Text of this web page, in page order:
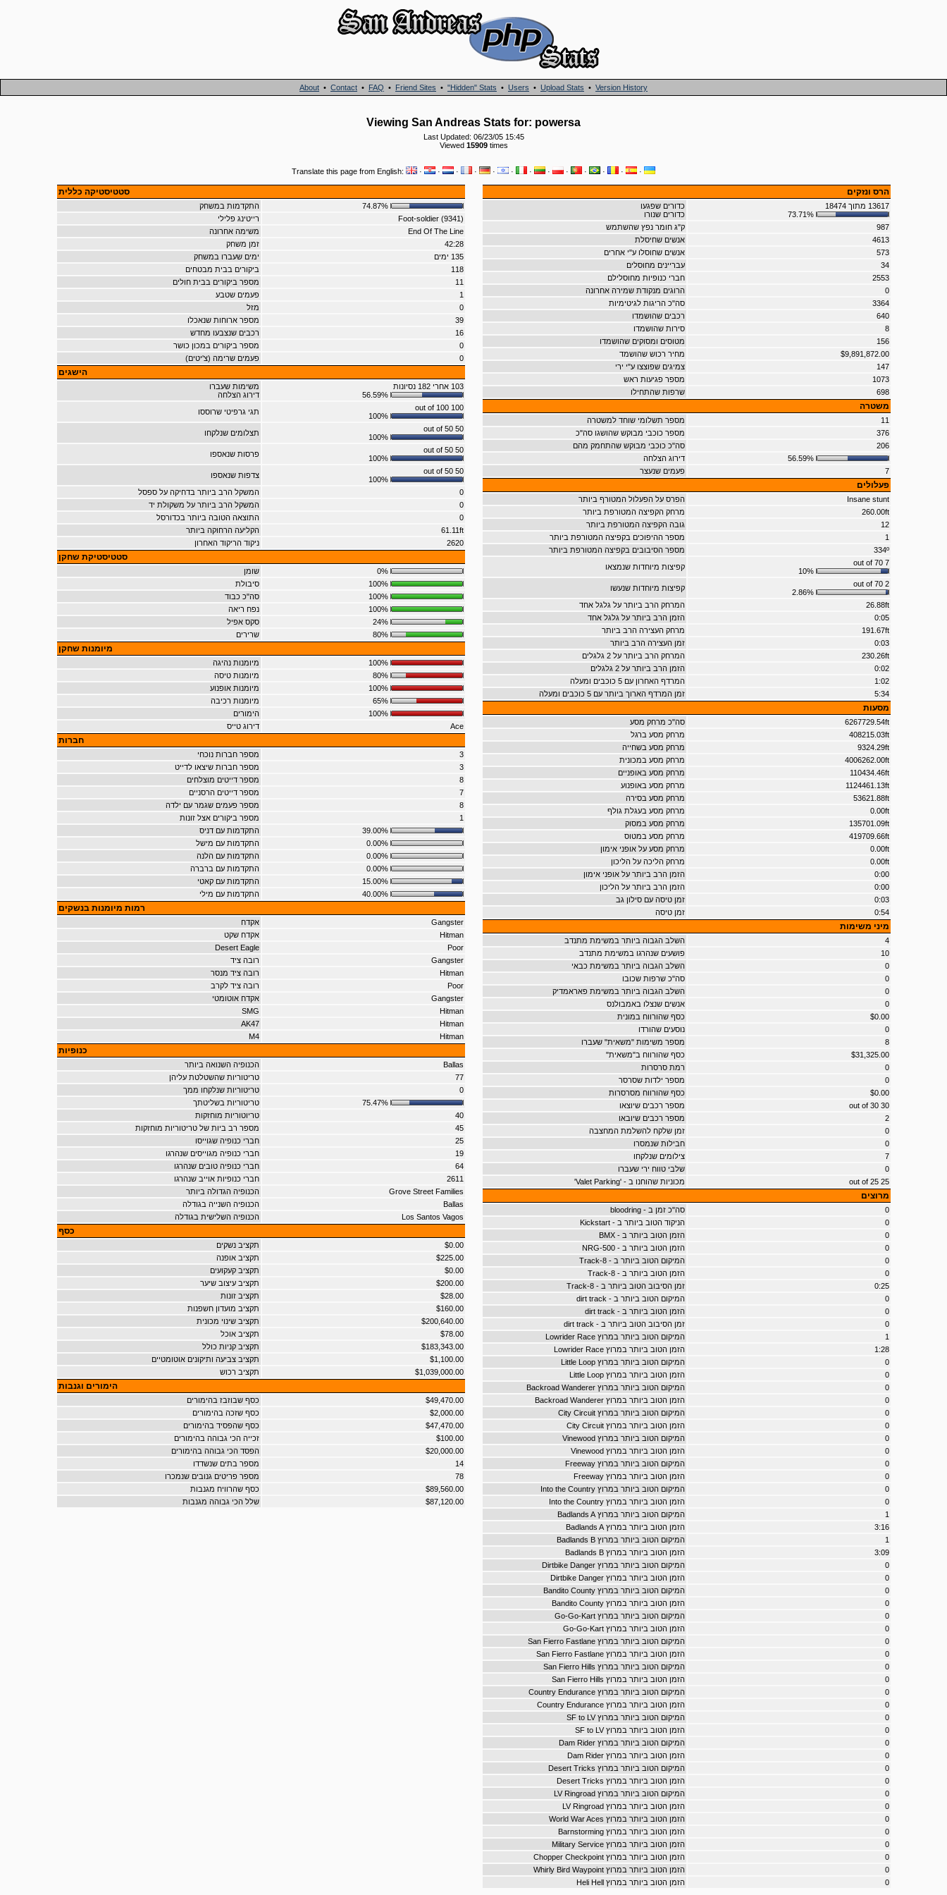
About • Contact • FAQ • Friend Sites • "Hidden" Stats • Users • Upload Stats • Version History
Viewing San Andreas Stats for: powersa
Last Updated: 06/23/05 15:45
Viewed 15909times
Translate this page from English: · · · · · · · · · · · · ·
סטטיסטיקה כללית
התקדמות במשחק
74.87%
רייטינג פלילי
Foot-soldier (9341)
משימה אחרונה
End Of The Line
זמן משחק
42:28
ימים שעברו במשחק
135 ימים
ביקורים בבית מבטחים
118
מספר ביקורים בבית חולים
11
פעמים שטבע
1
מזל
0
מספר ארוחות שנאכלו
39
רכבים שנצבעו מחדש
16
מספר ביקורים במכון כושר
0
פעמים שרימה (צ'יטים)
0
הישגים
משימות שעברו
דירוג הצלחה
103 אחרי 182 נסיונות
56.59%
תגי גרפיטי שרוססו
100 out of 100
100%
תצלומים שנלקחו
50 out of 50
100%
פרסות שנאספו
50 out of 50
100%
צדפות שנאספו
50 out of 50
100%
המשקל הרב ביותר בדחיקה על ספסל
0
המשקל הרב ביותר על משקולת יד
0
התוצאה הטובה ביותר בכדורסל
0
הקליעה הרחוקה ביותר
61.11ft
ניקוד הריקוד האחרון
2620
סטטיסטיקת שחקן
שומן
0%
סיבולת
100%
סה"כ כבוד
100%
נפח ריאה
100%
סקס אפיל
24%
שרירים
80%
מיומנות שחקן
מיומנות נהיגה
100%
מיומנות טיסה
80%
מיומנות אופנוע
100%
מיומנות רכיבה
65%
הימורים
100%
דירוג טייס
Ace
חברות
מספר חברות נוכחי
3
מספר חברות שיצאו לדייט
3
מספר דייטים מוצלחים
8
מספר דייטים הרסניים
7
מספר פעמים שגמר עם ילדה
8
מספר ביקורים אצל זונות
1
התקדמות עם דניס
39.00%
התקדמות עם מישל
0.00%
התקדמות עם הלנה
0.00%
התקדמות עם ברברה
0.00%
התקדמות עם קאטי
15.00%
התקדמות עם מילי
40.00%
רמות מיומנות בנשקים
אקדח
Gangster
אקדח שקט
Hitman
Desert Eagle
Poor
רובה ציד
Gangster
רובה ציד מנסר
Hitman
רובה ציד לקרב
Poor
אקדח אוטומטי
Gangster
SMG
Hitman
AK47
Hitman
M4
Hitman
כנופיות
הכנופיה השנואה ביותר
Ballas
טריטוריות שהשטלטת עליהן
77
טריטוריות שנלקחו ממך
0
טריטוריות בשליטתך
75.47%
טריוטוריות מוחזקות
40
מספר רב ביות של טריטוריות מוחזקות
45
חברי כנופיה שגוייסו
25
חברי כנופיה מגוייסים שנהרגו
19
חברי כנופיה טובים שנהרגו
64
חברי כנופיות אוייב שנהרגו
2611
הכנופיה הגדולה ביותר
Grove Street Families
הכנופיה השנייה בגודלה
Ballas
הכנופיה השלישית בגודלה
Los Santos Vagos
כסף
תקציב נשקים
$0.00
תקציב אופנה
$225.00
תקציב קעקועים
$0.00
תקציב עיצוב שיער
$200.00
תקציב זונות
$28.00
תקציב מועדון חשפנות
$160.00
תקציב שינוי מכונית
$200,640.00
תקציב אוכל
$78.00
תקציב קניות כולל
$183,343.00
תקציב צביעה ותיקונים אוטומטיים
$1,100.00
תקציב רכוש
$1,039,000.00
הימורים וגנבות
כסף שבוזבז בהימורים
$49,470.00
כסף שזכה בהימורים
$2,000.00
כסף שהפסיד בהימורים
$47,470.00
זכייה הכי גבוהה בהימורים
$100.00
הפסד הכי גבוהה בהימורים
$20,000.00
מספר בתים שנשדדו
14
מספר פריטים גנובים שנמכרו
78
כסף שהרוויח מגנבות
$89,560.00
שלל הכי גבוהה מגנבות
$87,120.00
הרס ונזקים
כדורים שפגעו
כדורים שנורו
13617 מתוך 18474
73.71%
ק"ג חומר נפץ שהשתמש
987
אנשים שחיסלת
4613
אנשים שחוסלו ע"י אחרים
573
עבריינים מחוסלים
34
חברי כנופיות מחוסלילם
2553
הרוגים מנקודת שמירה אחרונה
0
סה"כ הריגות לגיטימיות
3364
רכבים שהושמדו
640
סירות שהושמדו
8
מטוסים ומסוקים שהושמדו
156
מחיר רכוש שהושמד
$9,891,872.00
צמיגים שפוצצו ע"י ירי
147
מספר פגיעות ראש
1073
שרפות שהתחילו
698
משטרה
מספר תשלומי שוחד למשטרה
11
מספר כוכבי מבוקש שהושגו סה"כ
376
סה"כ כוכבי מבוקש שהתחמק מהם
206
דירוג הצלחה
56.59%
פעמים שנעצר
7
פעלולים
הפרס על הפעלול המטורף ביותר
Insane stunt
מרחק הקפיצה המטורפת ביותר
260.00ft
גובה הקפיצה המטורפת ביותר
12
מספר ההיפוכים בקפיצה המטורפת ביותר
1
מספר הסיבובים בקפיצה המטורפת ביותר
334º
קפיצות מיוחדות שנמצאו
7 out of 70
10%
קפיצות מיוחדות שנעשו
2 out of 70
2.86%
המרחק הרב ביותר על גלגל אחד
26.88ft
הזמן הרב ביותר על גלגל אחד
0:05
מרחק העצירה הרב ביותר
191.67ft
זמן העצירה הרב ביותר
0:03
המרחק הרב ביותר על 2 גלגלים
230.26ft
הזמן הרב ביותר על 2 גלגלים
0:02
המרדף האחרון עם 5 כוכבים ומעלה
1:02
זמן המרדף הארוך ביותר עם 5 כוכבים ומעלה
5:34
מסעות
סה"כ מרחק מסע
6267729.54ft
מרחק מסע ברגל
408215.03ft
מרחק מסע בשחייה
9324.29ft
מרחק מסע במכונית
4006262.00ft
מרחק מסע באופניים
110434.46ft
מרחק מסע באופנוע
1124461.13ft
מרחק מסע בסירה
53621.88ft
מרחק מסע בעגלת גולף
0.00ft
מרחק מסע במסוק
135701.09ft
מרחק מסע במטוס
419709.66ft
מרחק מסע על אופני אימון
0.00ft
מרחק הליכה על הליכון
0.00ft
הזמן הרב ביותר על אופני אימון
0:00
הזמן הרב ביותר על הליכון
0:00
זמן טיסה עם סילון גב
0:03
זמן טיסה
0:54
מיני משימות
השלב הגבוה ביותר במשימת מתנדב
4
פושעים שנהרגו במשימת מתנדב
10
השלב הגבוה ביותר במשימת כבאי
0
סה"כ שרפות שכובו
0
השלב הגבוה ביותר במשימת פאראמדיק
0
אנשים שנצלו באמבולנס
0
כסף שהורווח במונית
$0.00
נוסעים שהורדו
0
מספר משימות "משאית" שעברו
8
כסף שהורווח ב"משאית"
$31,325.00
רמת סרסרות
0
מספר ילדות שסרסר
0
כסף שהורווח מסרסרות
$0.00
מספר רכבים שיוצאו
30 out of 30
מספר רכבים שיובאו
2
זמן שלקח להשלמת המחצבה
0
חבילות שנמסרו
0
צילומים שנלקחו
7
שלבי טווח ירי שעברו
0
מכוניות שהוחנו ב - 'Valet Parking'
25 out of 25
מרוצים
סה"כ זמן ב - bloodring
0
הניקוד הטוב ביותר ב - Kickstart
0
הזמן הטוב ביותר ב - BMX
0
הזמן הטוב ביותר ב - NRG-500
0
המיקום הטוב ביותר ב - 8-Track
0
הזמן הטוב ביותר ב - 8-Track
0
זמן הסיבוב הטוב ביותר ב - 8-Track
0:25
המיקום הטוב ביותר ב - dirt track
0
הזמן הטוב ביותר ב - dirt track
0
זמן הסיבוב הטוב ביותר ב - dirt track
0
המיקום הטוב ביותר במרוץ Lowrider Race
1
הזמן הטוב ביותר במרוץ Lowrider Race
1:28
המיקום הטוב ביותר במרוץ Little Loop
0
הזמן הטוב ביותר במרוץ Little Loop
0
המיקום הטוב ביותר במרוץ Backroad Wanderer
0
הזמן הטוב ביותר במרוץ Backroad Wanderer
0
המיקום הטוב ביותר במרוץ City Circuit
0
הזמן הטוב ביותר במרוץ City Circuit
0
המיקום הטוב ביותר במרוץ Vinewood
0
הזמן הטוב ביותר במרוץ Vinewood
0
המיקום הטוב ביותר במרוץ Freeway
0
הזמן הטוב ביותר במרוץ Freeway
0
המיקום הטוב ביותר במרוץ Into the Country
0
הזמן הטוב ביותר במרוץ Into the Country
0
המיקום הטוב ביותר במרוץ Badlands A
1
הזמן הטוב ביותר במרוץ Badlands A
3:16
המיקום הטוב ביותר במרוץ Badlands B
1
הזמן הטוב ביותר במרוץ Badlands B
3:09
המיקום הטוב ביותר במרוץ Dirtbike Danger
0
הזמן הטוב ביותר במרוץ Dirtbike Danger
0
המיקום הטוב ביותר במרוץ Bandito County
0
הזמן הטוב ביותר במרוץ Bandito County
0
המיקום הטוב ביותר במרוץ Go-Go-Kart
0
הזמן הטוב ביותר במרוץ Go-Go-Kart
0
המיקום הטוב ביותר במרוץ San Fierro Fastlane
0
הזמן הטוב ביותר במרוץ San Fierro Fastlane
0
המיקום הטוב ביותר במרוץ San Fierro Hills
0
הזמן הטוב ביותר במרוץ San Fierro Hills
0
המיקום הטוב ביותר במרוץ Country Endurance
0
הזמן הטוב ביותר במרוץ Country Endurance
0
המיקום הטוב ביותר במרוץ SF to LV
0
הזמן הטוב ביותר במרוץ SF to LV
0
המיקום הטוב ביותר במרוץ Dam Rider
0
הזמן הטוב ביותר במרוץ Dam Rider
0
המיקום הטוב ביותר במרוץ Desert Tricks
0
הזמן הטוב ביותר במרוץ Desert Tricks
0
המיקום הטוב ביותר במרוץ LV Ringroad
0
הזמן הטוב ביותר במרוץ LV Ringroad
0
הזמן הטוב ביותר במרוץ World War Aces
0
הזמן הטוב ביותר במרוץ Barnstorming
0
הזמן הטוב ביותר במרוץ Military Service
0
הזמן הטוב ביותר במרוץ Chopper Checkpoint
0
הזמן הטוב ביותר במרוץ Whirly Bird Waypoint
0
הזמן הטוב ביותר במרוץ Heli Hell
0